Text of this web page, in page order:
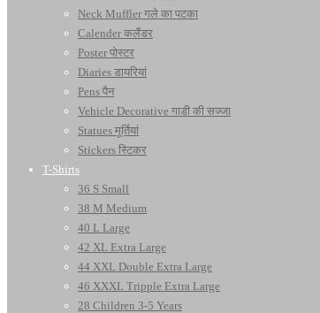
Neck Muffler गले का पटका
Calender कलैंडर
Poster पोस्टर
Diaries डायरियां
Pens पैन
Vehicle Decorative गाडी की सज्जा
Statues मूर्तियां
Stickers स्टिकर
T-Shirts
36 S Small
38 M Medium
40 L Large
42 XL Extra Large
44 XXL Double Extra Large
46 XXXL Tripple Extra Large
28 Children 3-5 Years